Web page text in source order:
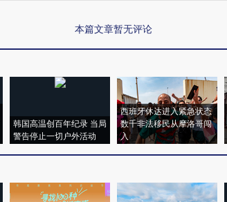
本篇文章暂无评论
韩国高温创百年纪录 当局
警告停止一切户外活动
西班牙休达进入紧急状态
数千非法移民从摩洛哥闯
入